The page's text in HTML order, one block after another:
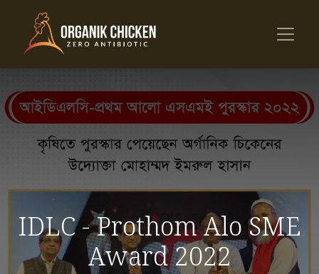
IDLC - Prothom Alo SME
Award 2022